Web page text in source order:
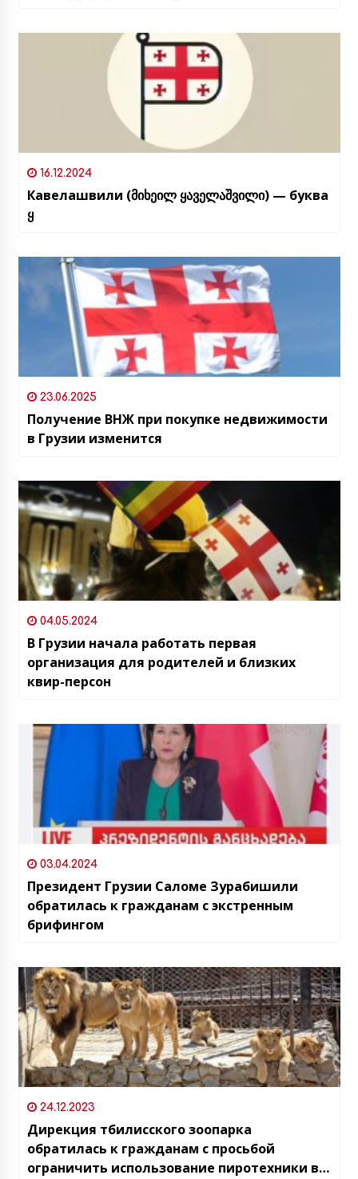
16.12.2024
Кавелашвили (მიხეილ ყაველაშვილი) — буква
ყ
23.06.2025
Получение ВНЖ при покупке недвижимости
в Грузии изменится
04.05.2024
В Грузии начала работать первая
организация для родителей и близких
квир-персон
03.04.2024
Президент Грузии Саломе Зурабишили
обратилась к гражданам с экстренным
брифингом
24.12.2023
Дирекция тбилисского зоопарка
обратилась к гражданам с просьбой
ограничить использование пиротехники в